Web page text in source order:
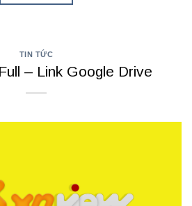
TIN TỨC
– Link Google Drive